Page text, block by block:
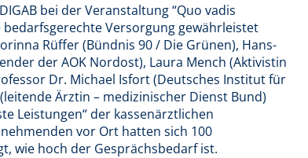
bei der Veranstaltung “Quo vadis
Versorgung gewährleistet
Rüffer (Bündnis 90 / Die Grünen), Hans-
der AOK Nordost), Laura Mench (Aktivistin
Dr. Michael Isfort (Deutsches Institut für
Ärztin – medizinischer Dienst Bund)
Leistungen“ der kassenärztlichen
vor Ort hatten sich 100
wie hoch der Gesprächsbedarf ist.